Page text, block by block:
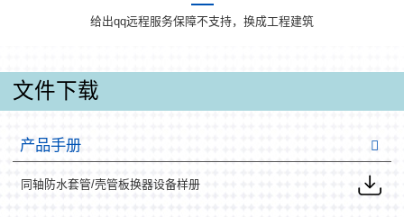
给出qq远程服务保障不支持，换成工程建筑
文件下载
产品手册
同轴防水套管/壳管板换器设备样册